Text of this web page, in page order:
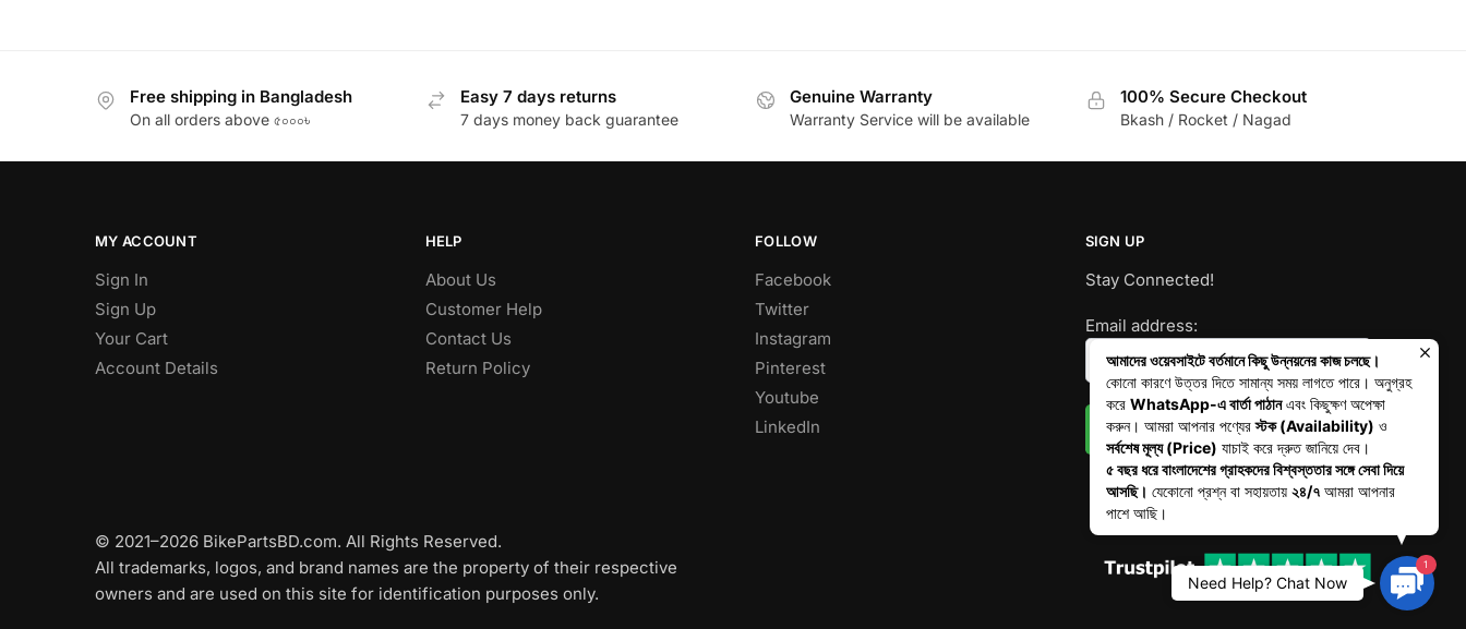
Free shipping in Bangladesh
On all orders above ৫০০০৳
Easy 7 days returns
7 days money back guarantee
Genuine Warranty
Warranty Service will be available
100% Secure Checkout
Bkash / Rocket / Nagad
MY ACCOUNT
Sign In
Sign Up
Your Cart
Account Details
HELP
About Us
Customer Help
Contact Us
Return Policy
FOLLOW
Facebook
Twitter
Instagram
Pinterest
Youtube
LinkedIn
SIGN UP
Stay Connected!
Email address:
© 2021–2026 BikePartsBD.com. All Rights Reserved.
All trademarks, logos, and brand names are the property of their respective
owners and are used on this site for identification purposes only.
1
Need Help? Chat Now
আমাদের ওয়েবসাইটে বর্তমানে কিছু উন্নয়নের কাজ চলছে।
কোনো কারণে উত্তর দিতে সামান্য সময় লাগতে পারে। অনুগ্রহ
করে WhatsApp-এ বার্তা পাঠানএবং কিছুক্ষণ অপেক্ষা
করুন। আমরা আপনার পণ্যেরস্টক (Availability) ও
সর্বশেষ মূল্য (Price) যাচাই করে দ্রুত জানিয়ে দেব।
৫ বছর ধরে বাংলাদেশের গ্রাহকদের বিশ্বস্ততার সঙ্গে সেবা দিয়ে
আসছি। যেকোনো প্রশ্ন বা সহায়তায় ২৪/৭ আমরা আপনার
পাশে আছি।